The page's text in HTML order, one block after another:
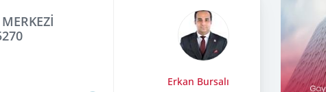
Erkan Bursalı